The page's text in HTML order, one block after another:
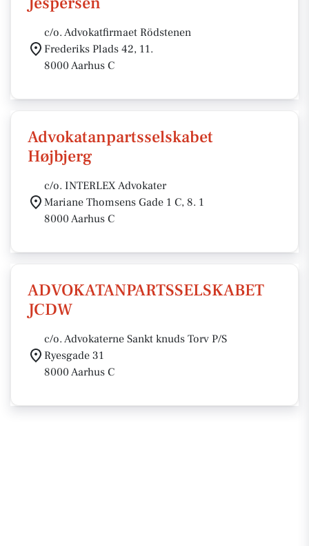
c/o. Advokatfirmaet Rödstenen
Frederiks Plads 42, 11.
8000 Aarhus C
Advokatanpartsselskabet
Højbjerg
c/o. INTERLEX Advokater
Mariane Thomsens Gade 1 C, 8. 1
8000 Aarhus C
ADVOKATANPARTSSELSKABET
JCDW
c/o. Advokaterne Sankt knuds Torv P/S
Ryesgade 31
8000 Aarhus C